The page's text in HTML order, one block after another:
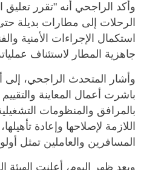
وأكد الراجحي أنه "تقرر تعليق
الرحلات إلى مطارات بديلة
استكمال الإجراءات الأمنية
جاهزية المطار لاستئناف
وأشار المتحدث الراجحي، إلى
باشرت أعمال المعاينة
بالمرافق والمنظومات
اللازمة لإصلاحها وإعادة
المسافرين والعاملين تمثل
وبعد ظهر اليوم، أعلنت الهيئة